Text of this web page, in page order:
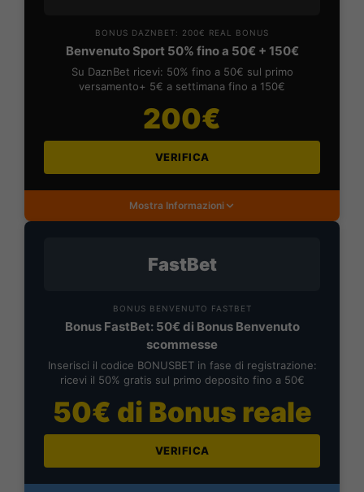
BONUS DAZNBET: 200€ REAL BONUS
Benvenuto Sport 50% fino a 50€ + 150€
Su DaznBet ricevi: 50% fino a 50€ sul primo
versamento+ 5€ a settimana fino a 150€
200€
VERIFICA
Mostra Informazioni
FastBet
BONUS BENVENUTO FASTBET
Bonus FastBet: 50€ di Bonus Benvenuto
scommesse
Inserisci il codice BONUSBET in fase di registrazione:
ricevi il 50% gratis sul primo deposito fino a 50€
50€ di Bonus reale
VERIFICA